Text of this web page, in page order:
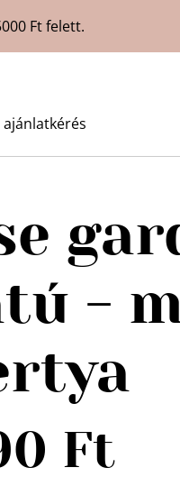
Ft felett.
ajánlatkérés
-
Ft